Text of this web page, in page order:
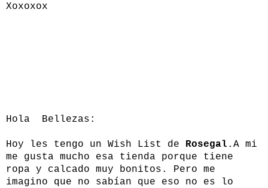
Xoxoxox
Hola Bellezas:
Hoy les tengo un Wish List de Rosegal .A mi
me gusta mucho esa tienda porque tiene
ropa y calcado muy bonitos. Pero me
imagino que no sabían que eso no es lo